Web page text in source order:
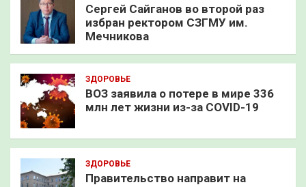
Сергей Сайганов во второй раз
избран ректором СЗГМУ им.
Мечникова
ЗДОРОВЬЕ
ВОЗ заявила о потере в мире 336
млн лет жизни из-за COVID-19
ЗДОРОВЬЕ
Правительство направит на